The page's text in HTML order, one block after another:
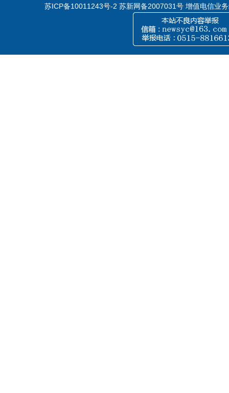
苏ICP备10011243号-2 苏新网备2007031号 增值电信业